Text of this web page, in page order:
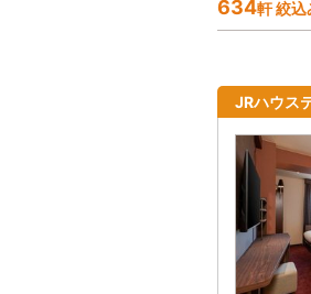
634軒 絞
JRハウス